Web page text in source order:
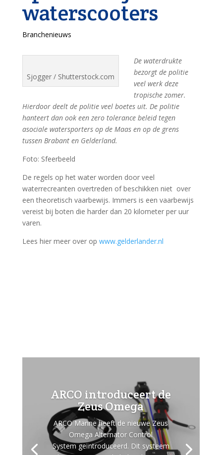
waterscooters
Branchenieuws
Sjogger / Shutterstock.com
De waterdrukte
bezorgt de politie
veel werk deze
tropische zomer.
Hierdoor deelt de politie veel boetes uit. De politie
hanteert dan ook een zero tolerance beleid tegen
asociale watersporters op de Maas en op de grens
tussen Brabant en Gelderland.
Foto: Sfeerbeeld
De regels op het water worden door veel
waterrecreanten overtreden of beschikken niet over
een theoretisch vaarbewijs. Immers is een vaarbewijs
vereist bij boten die harder dan 20 kilometer per uur
varen.
Lees hier meer over op www.gelderlander.nl
ARCO introduceert de
Zeus Omega
ARCO Marine heeft de nieuwe Zeus
Omega Alternator Control
System geïntroduceerd. Dit systeem